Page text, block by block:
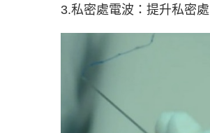
3.私密處電波：提升私密